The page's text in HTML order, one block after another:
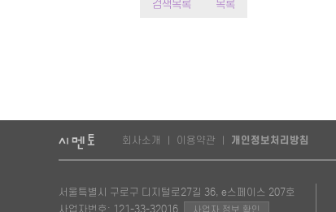
검색목록 목록
회사소개 이용약관 개인정보처리방침
서울특별시 구로구 디지털로27길 36, e스페이스 207호
사업자번호: 121-33-32016
사업자 정보 확인